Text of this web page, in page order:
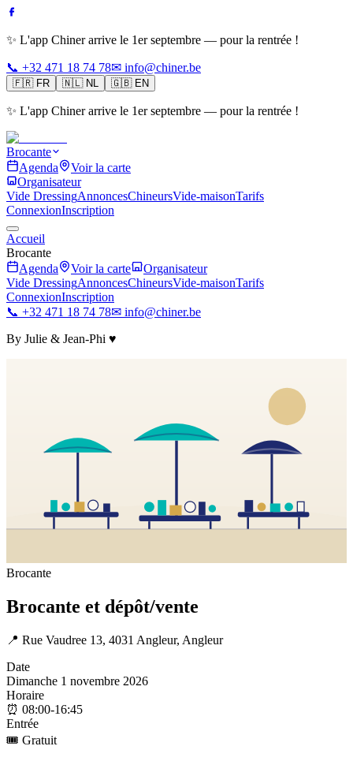
✨ L'app Chiner arrive le 1er septembre — pour la rentrée !
📞 +32 471 18 74 78✉ info@chiner.be
🇫🇷 FR 🇳🇱 NL 🇬🇧 EN
✨ L'app Chiner arrive le 1er septembre — pour la rentrée !
Brocante
Agenda
Voir la carte
Organisateur
Vide DressingAnnoncesChineursVide-maisonTarifs
ConnexionInscription
Accueil
Brocante
Agenda
Voir la carte
Organisateur
Vide DressingAnnoncesChineursVide-maisonTarifs
ConnexionInscription
📞 +32 471 18 74 78✉ info@chiner.be
By Julie & Jean-Phi ♥
Brocante
Brocante et dépôt/vente
📍 Rue Vaudree 13, 4031 Angleur, Angleur
Date
Dimanche 1 novembre 2026
Horaire
⏰ 08:00-16:45
Entrée
🎟️ Gratuit